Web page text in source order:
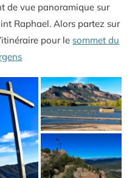
de vue panoramique sur
Raphael. Alors partez sur
pour le sommet du